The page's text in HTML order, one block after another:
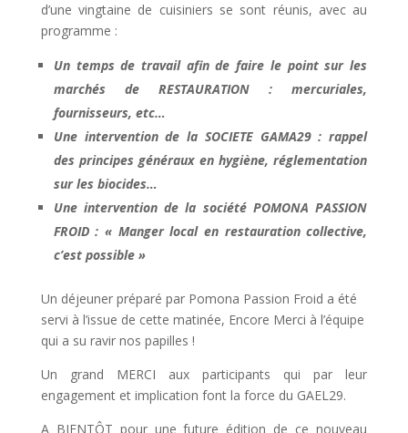
d’une vingtaine de cuisiniers se sont réunis, avec au
programme :
Un temps de travail afin de faire le point sur les
marchés de RESTAURATION : mercuriales,
fournisseurs, etc…
Une intervention de la SOCIETE GAMA29 : rappel
des principes généraux en hygiène, réglementation
sur les biocides…
Une intervention de la société POMONA PASSION
FROID : « Manger local en restauration collective,
c’est possible »
Un déjeuner préparé par Pomona Passion Froid a été
servi à l’issue de cette matinée, Encore Merci à l’équipe
qui a su ravir nos papilles !
Un grand MERCI aux participants qui par leur
engagement et implication font la force du GAEL29.
A BIENTÔT pour une future édition de ce nouveau